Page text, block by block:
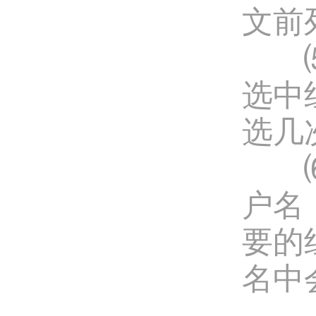
文前
⑸
选中
选几
⑹
户
要的
名